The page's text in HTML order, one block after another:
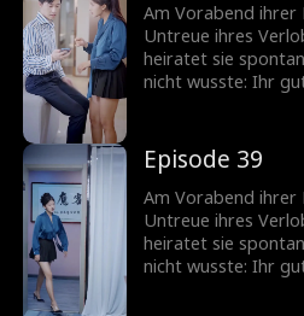
Am Vorabend ihrer
Untreue ihres
heiratet sie
nicht wusste: Ihr
Episode 39
Am Vorabend ihrer
Untreue ihres
heiratet sie
nicht wusste: Ihr